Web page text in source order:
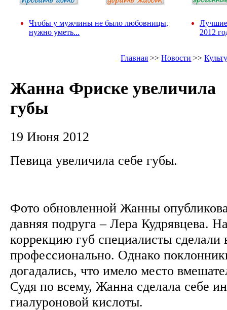
Чтобы у мужчины не было любовницы,
нужно уметь...
Лучшие
2012
Главная >>Новости >>
Жанна Фриске увеличила
губы
19 Июня 2012
Певица увеличила себе губы.
Фото обновленной Жанны
давняя подруга – Лера Кудрявцева.
коррекцию губ специалисты сделали
профессионально. Однако
догадались, что имело место
Судя по всему, Жанна сделала себе
гиалуроновой кислоты.